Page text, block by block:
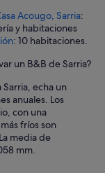
Acougo, Sarria:
y habitaciones
: 10 habitaciones.
un B&B de Sarria?
echa un
anuales. Los
con una
fríos son
media de
mm.